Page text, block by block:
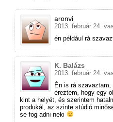
aronvi
2013. február 24.
én például rá
K. Balázs
2013. február 24.
Én is rá
éreztem, hogy egy
kint a helyét, és szerintem
produkál, az szinte stúdió
se fog adni neki